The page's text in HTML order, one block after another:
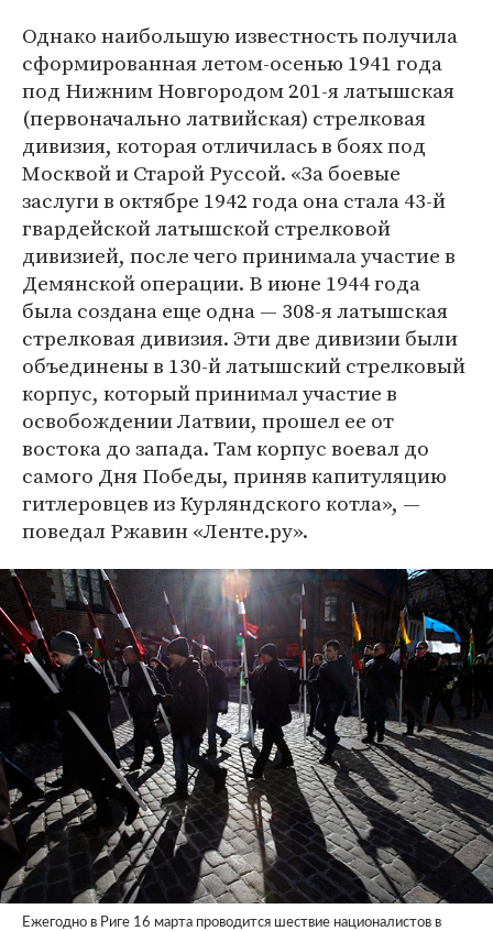
Однако наибольшую известность получила
сформированная летом-осенью 1941 года
под Нижним Новгородом 201-я латышская
(первоначально латвийская) стрелковая
дивизия, которая отличилась в боях под
Москвой и Старой Руссой. «За боевые
заслуги в октябре 1942 года она стала 43-й
гвардейской латышской стрелковой
дивизией, после чего принимала участие в
Демянской операции. В июне 1944 года
была создана еще одна — 308-я латышская
стрелковая дивизия. Эти две дивизии были
объединены в 130-й латышский стрелковый
корпус, который принимал участие в
освобождении Латвии, прошел ее от
востока до запада. Там корпус воевал до
самого Дня Победы, приняв капитуляцию
гитлеровцев из Курляндского котла», —
поведал Ржавин «Ленте.ру».
Ежегодно в Риге 16 марта проводится шествие националистов в